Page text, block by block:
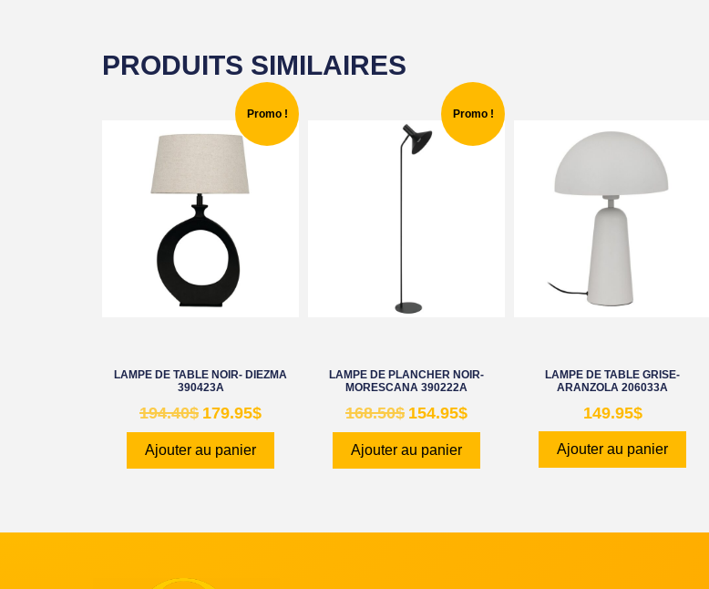
PRODUITS SIMILAIRES
Promo !
LAMPE DE TABLE NOIR- DIEZMA
390423A
194.40$ 179.95$
Ajouter au panier
Promo !
LAMPE DE PLANCHER NOIR-
MORESCANA 390222A
168.50$ 154.95$
Ajouter au panier
LAMPE DE TABLE GRISE-
ARANZOLA 206033A
149.95$
Ajouter au panier